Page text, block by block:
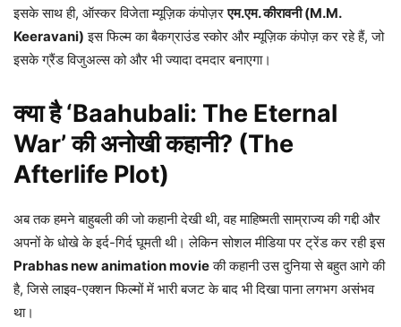
इसके साथ ही, ऑस्कर विजेता म्यूज़िक कंपोज़रएम.एम. कीरावनी (M.M.
Keeravani) इस फिल्म का बैकग्राउंड स्कोर और म्यूज़िक कंपोज़ कर रहे हैं, जो
इसके ग्रैंड विजुअल्स को और भी ज्यादा दमदार बनाएगा।
क्या है ‘Baahubali: The Eternal
War’ की अनोखी कहानी? (The
Afterlife Plot)
अब तक हमने बाहुबली की जो कहानी देखी थी, वह माहिष्मती साम्राज्य की गद्दी और
अपनों के धोखे के इर्द-गिर्द घूमती थी। लेकिन सोशल मीडिया पर ट्रेंड कर रही इस
Prabhas new animation movieकी कहानी उस दुनिया से बहुत आगे की
है, जिसे लाइव-एक्शन फिल्मों में भारी बजट के बाद भी दिखा पाना लगभग असंभव
था।